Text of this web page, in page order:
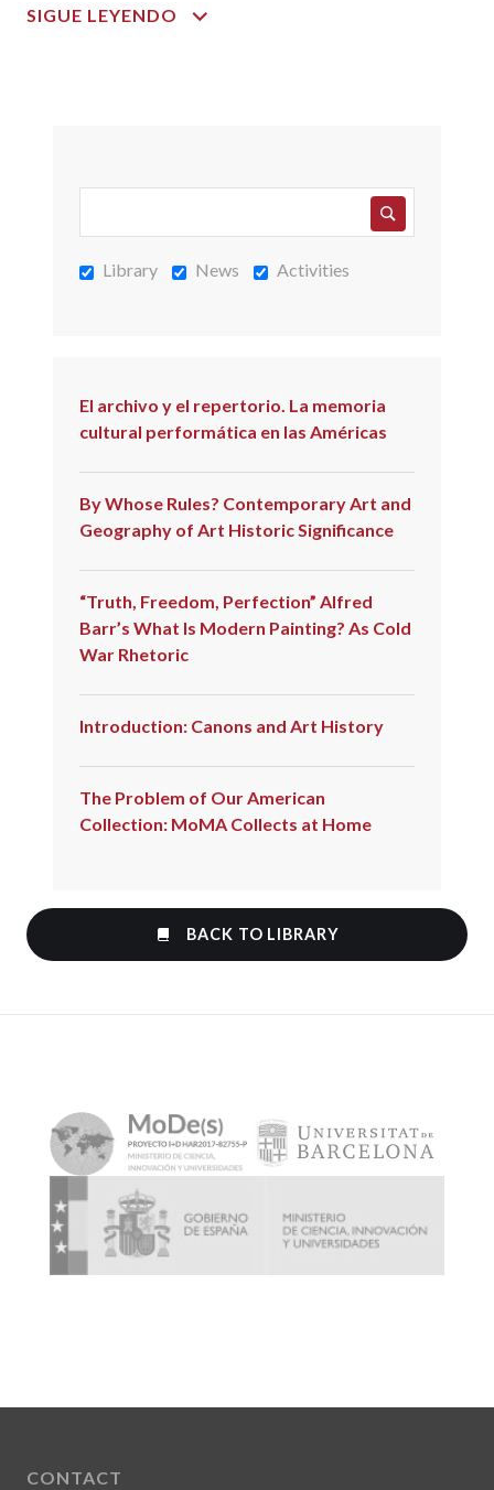
SIGUE LEYENDO
DECOLONIZING
Library News Activities
El archivo y el repertorio. La memoria
cultural performática en las Américas
By Whose Rules? Contemporary Art and
Geography of Art Historic Significance
“Truth, Freedom, Perfection” Alfred
Barr’s What Is Modern Painting? As Cold
War Rhetoric
Introduction: Canons and Art History
The Problem of Our American
Collection: MoMA Collects at Home
BACK TO LIBRARY
CONTACT